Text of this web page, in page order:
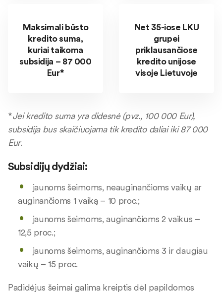
Maksimali būsto
kredito suma,
kuriai taikoma
subsidija – 87 000
Eur*
Net 35-iose LKU
grupei
priklausančiose
kredito unijose
visoje Lietuvoje
*Jei kredito suma yra didesnė (pvz., 100 000 Eur),
subsidija bus skaičiuojama tik kredito daliai iki 87 000
Eur.
Subsidijų dydžiai:
jaunoms šeimoms, neauginančioms vaikų ar
auginančioms 1 vaiką – 10 proc.;
jaunoms šeimoms, auginančioms 2 vaikus –
12,5 proc.;
jaunoms šeimoms, auginančioms 3 ir daugiau
vaikų – 15 proc.
Padidėjus šeimai galima kreiptis dėl papildomos